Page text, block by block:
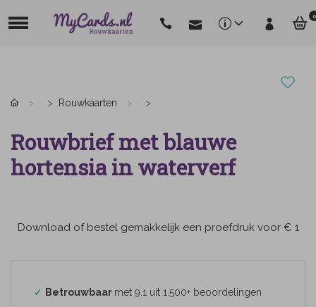
0
Rouwkaarten
Rouwbrief met blauwe
hortensia in waterverf
Download of bestel gemakkelijk een proefdruk voor € 1
✓ Betrouwbaar met 9.1 uit 1.500+ beoordelingen